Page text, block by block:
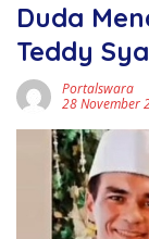
Duda
Teddy
Portalswara
28 November